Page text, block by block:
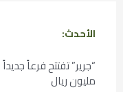
الأحدث:
مليون ريال